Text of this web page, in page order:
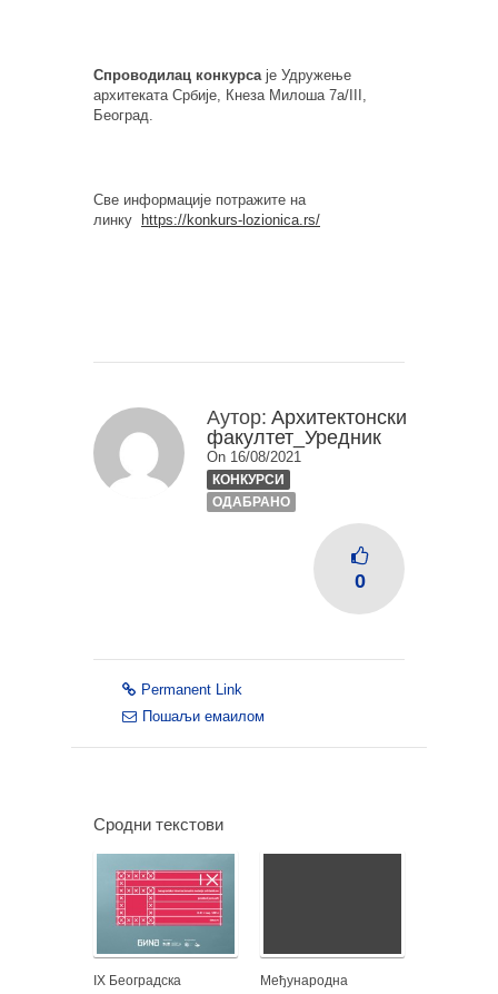
Спроводилац конкурсаје Удружење
архитеката Србије, Кнеза Милоша 7а/III,
Београд.
Све информације потражите на
линку
https://konkurs-lozionica.rs/
Аутор: Архитектонски
факултет_Уредник
On 16/08/2021
КОНКУРСИ
ОДАБРАНО
0
Permanent Link
Пошаљи емаилом
Сродни текстови
IX Београдска
Међународна